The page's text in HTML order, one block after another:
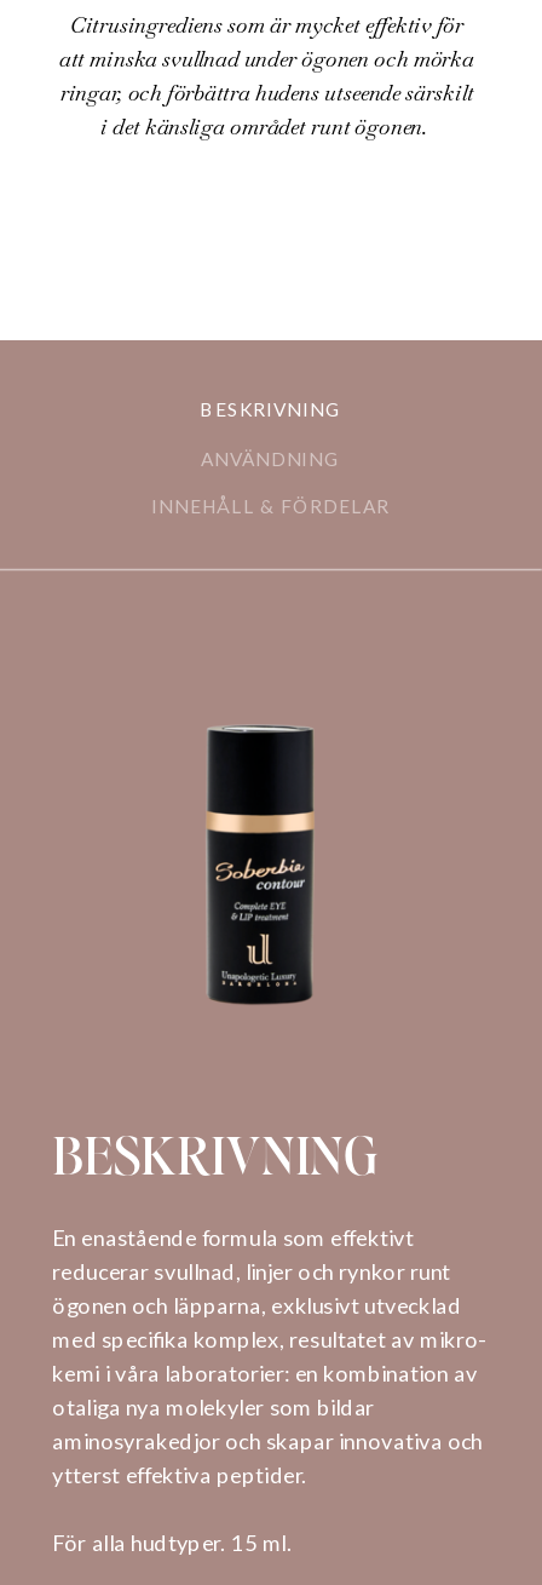
Citrusingrediens som är mycket effektiv för
att minska svullnad under ögonen och mörka
ringar, och förbättra hudens utseende särskilt
i det känsliga området runt ögonen.
BESKRIVNING
ANVÄNDNING
INNEHÅLL & FÖRDELAR
BESKRIVNING
En enastående formula som effektivt
reducerar svullnad, linjer och rynkor runt
ögonen och läpparna, exklusivt utvecklad
med specifika komplex, resultatet av mikro-
kemi i våra laboratorier: en kombination av
otaliga nya molekyler som bildar
aminosyrakedjor och skapar innovativa och
ytterst effektiva peptider.
För alla hudtyper. 15 ml.